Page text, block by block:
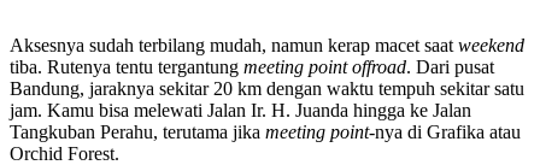
Aksesnya sudah terbilang mudah, namun kerap macet saat weekend
tiba. Rutenya tentu tergantung meeting point offroad. Dari pusat
Bandung, jaraknya sekitar 20 km dengan waktu tempuh sekitar satu
jam. Kamu bisa melewati Jalan Ir. H. Juanda hingga ke Jalan
Tangkuban Perahu, terutama jika meeting point-nya di Grafika atau
Orchid Forest.